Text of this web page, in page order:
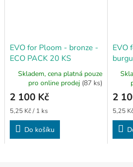
EVO for Ploom - bronze -
ECO PACK 20 KS
Skladem, cena platná pouze
pro online prodej (87 ks)
2 100 Kč
Měrná
cena:
5,25 Kč / 1 ks
Do košíku
EVO
KS
2
Měrná
cena:
5,25